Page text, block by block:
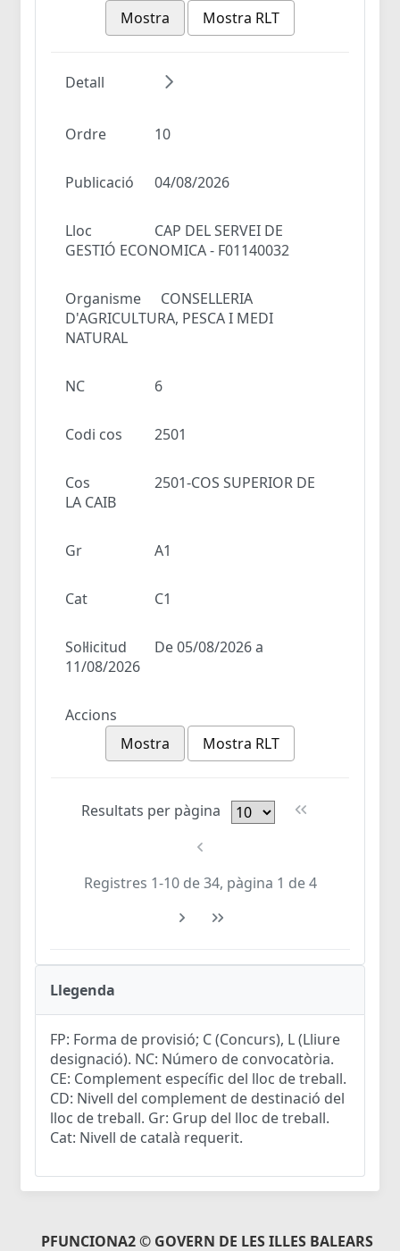
Mostra
Mostra RLT
Detall
Ordre 10
Publicació 04/08/2026
Lloc
CAP DEL SERVEI DE
GESTIÓ ECONOMICA - F01140032
Organisme
CONSELLERIA
D'AGRICULTURA, PESCA I MEDI
NATURAL
NC 6
Codi cos 2501
Cos
2501-COS SUPERIOR DE
LA CAIB
Gr A1
Cat C1
Sol·licitud
De 05/08/2026 a
11/08/2026
Accions
Mostra
Mostra RLT
Resultats per pàgina
Registres 1-10 de 34, pàgina 1 de 4
Llegenda
FP: Forma de provisió; C (Concurs), L (Lliure
designació). NC: Número de convocatòria.
CE: Complement específic del lloc de treball.
CD: Nivell del complement de destinació del
lloc de treball. Gr: Grup del lloc de treball.
Cat: Nivell de català requerit.
PFUNCIONA2 © GOVERN DE LES ILLES BALEARS